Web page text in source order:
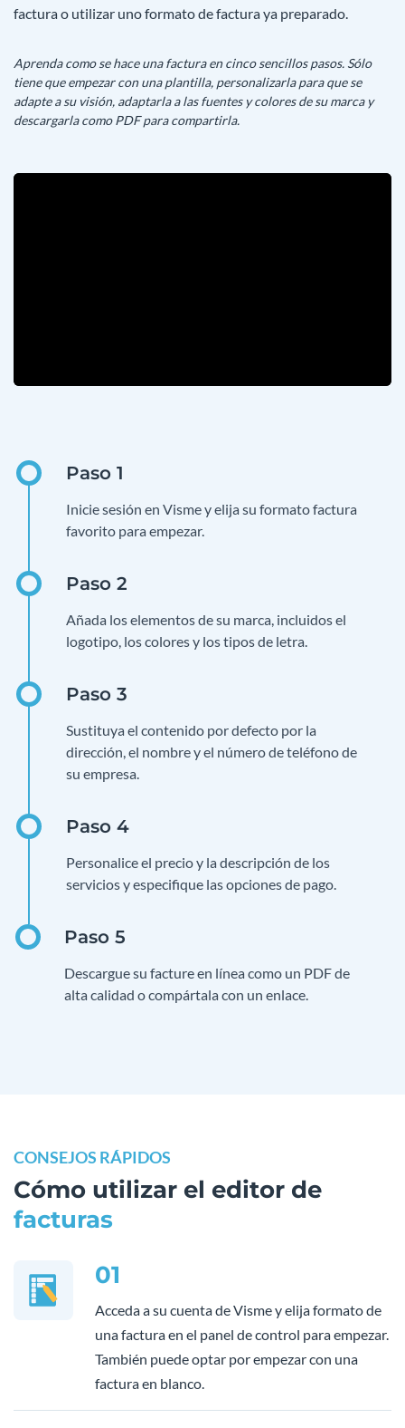
factura o utilizar uno formato de factura ya preparado.
Aprenda como se hace una factura en cinco sencillos pasos. Sólo
tiene que empezar con una plantilla, personalizarla para que se
adapte a su visión, adaptarla a las fuentes y colores de su marca y
descargarla como PDF para compartirla.
Inicie sesión en Visme y elija su formato factura
favorito para empezar.
Añada los elementos de su marca, incluidos el
logotipo, los colores y los tipos de letra.
Sustituya el contenido por defecto por la
dirección, el nombre y el número de teléfono de
su empresa.
Personalice el precio y la descripción de los
servicios y especifique las opciones de pago.
Descargue su facture en línea como un PDF de
alta calidad o compártala con un enlace.
CONSEJOS RÁPIDOS
Cómo utilizar el editor de
facturas
01
Acceda a su cuenta de Visme y elija formato de
una factura en el panel de control para empezar.
También puede optar por empezar con una
factura en blanco.